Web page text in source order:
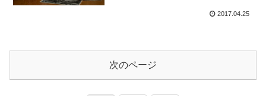
2017.04.25
次のページ